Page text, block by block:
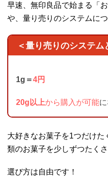
早速、無印良品で始まる「
や、量り売りのシステムに
＜量り売りのシステム
1g＝4円
20g以上から購入が可能
大好きなお菓子を1つだけ
類のお菓子を少しずつたく
選び方は自由です！